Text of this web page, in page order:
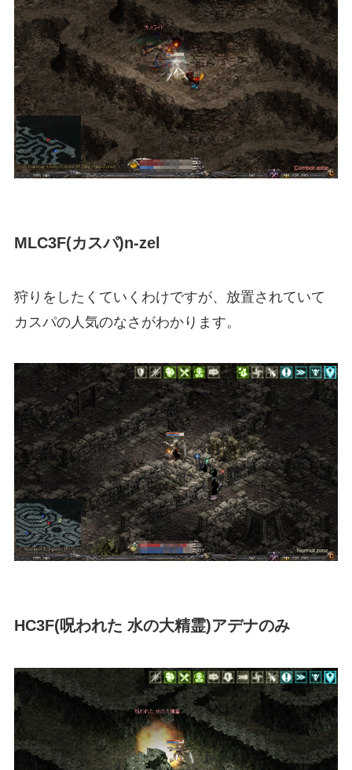
MLC3F(カスパ)n-zel
狩りをしたくていくわけですが、放置されていて
カスパの人気のなさがわかります。
HC3F(呪われた 水の大精霊)アデナのみ